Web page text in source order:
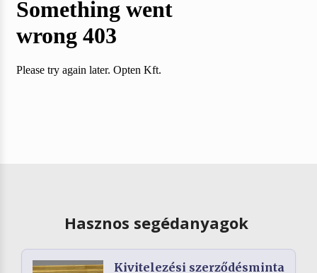
Hasznos segédanyagok
Kivitelezési szerződésminta